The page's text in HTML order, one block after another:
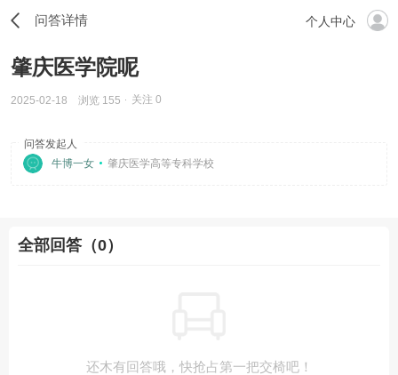
问答详情 个人中心
肇庆医学院呢
2025-02-18 浏览 155 关注 0
问答发起人
牛博一女
肇庆医学高等专科学校
全部回答（0）
还木有回答哦，快抢占第一把交椅吧！